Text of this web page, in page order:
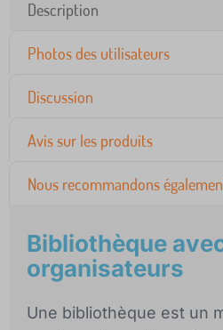
Description
Photos des utilisateurs
Discussion
Avis sur les produits
Nous recommandons
Bibliothèque
organisateurs
Une bibliothèque est un